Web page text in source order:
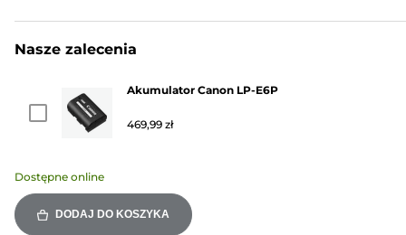
Nasze zalecenia
Akumulator Canon LP-E6P
469,99 zł
Dostępne online
DODAJ DO KOSZYKA